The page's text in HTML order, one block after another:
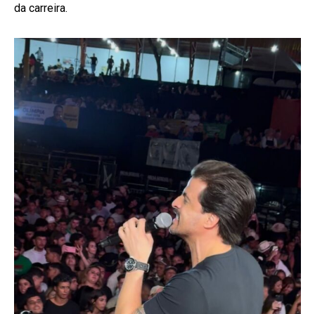
da carreira.